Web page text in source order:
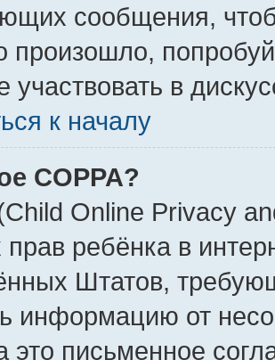
сообщения,
произошло,
участвовать в
к началу
COPPA?
Online Privacy
прав ребёнка в
Штатов,
информацию от
это письменное